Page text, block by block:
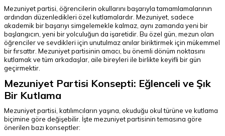
Mezuniyet partisi, öğrencilerin okullarını başarıyla tamamlamalarının
ardından düzenledikleri özel kutlamalardır. Mezuniyet, sadece
akademik bir başarıyı simgelemekle kalmaz, aynı zamanda yeni bir
başlangıcın, yeni bir yolculuğun da işaretidir. Bu özel gün, mezun olan
öğrenciler ve sevdikleri için unutulmaz anılar biriktirmek için mükemmel
bir fırsattır. Mezuniyet partisinin amacı, bu önemli dönüm noktasını
kutlamak ve tüm arkadaşlar, aile bireyleri ile birlikte keyifli bir gün
geçirmektir.
Mezuniyet Partisi Konsepti: Eğlenceli ve Şık
Bir Kutlama
Mezuniyet partisi, katılımcıların yaşına, okuduğu okul türüne ve kutlama
biçimine göre değişebilir. İşte mezuniyet partisinin temasına göre
önerilen bazı konseptler: